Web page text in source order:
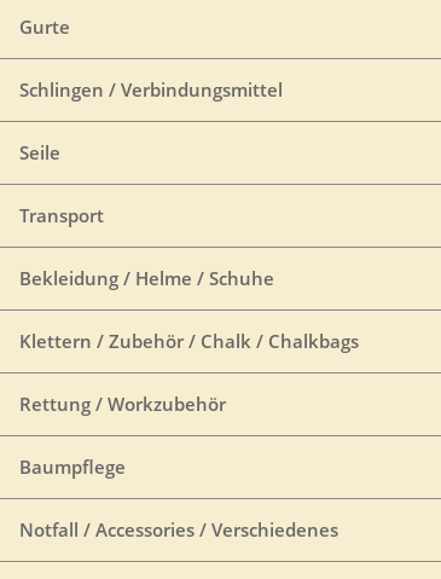
Gurte
Schlingen / Verbindungsmittel
Seile
Transport
Bekleidung / Helme / Schuhe
Klettern / Zubehör / Chalk / Chalkbags
Rettung / Workzubehör
Baumpflege
Notfall / Accessories / Verschiedenes